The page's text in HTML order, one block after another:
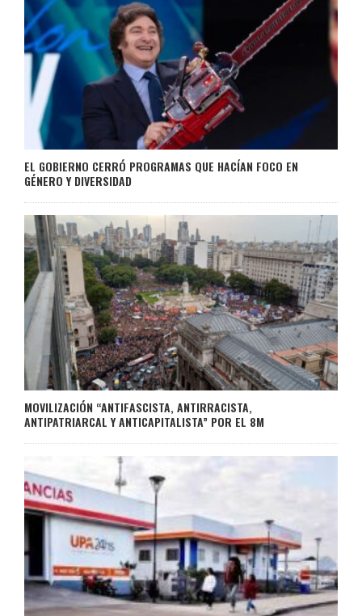
EL GOBIERNO CERRÓ PROGRAMAS QUE HACÍAN FOCO EN
GÉNERO Y DIVERSIDAD
MOVILIZACIÓN “ANTIFASCISTA, ANTIRRACISTA,
ANTIPATRIARCAL Y ANTICAPITALISTA” POR EL 8M